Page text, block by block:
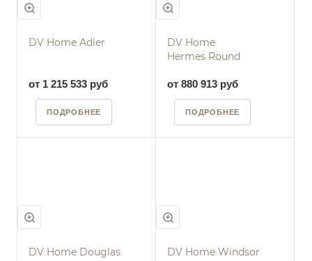
DV Home Adler
от 1 215 533 руб
ПОДРОБНЕЕ
DV Home
Hermes Round
от 880 913 руб
ПОДРОБНЕЕ
DV Home Douglas DV Home Windsor